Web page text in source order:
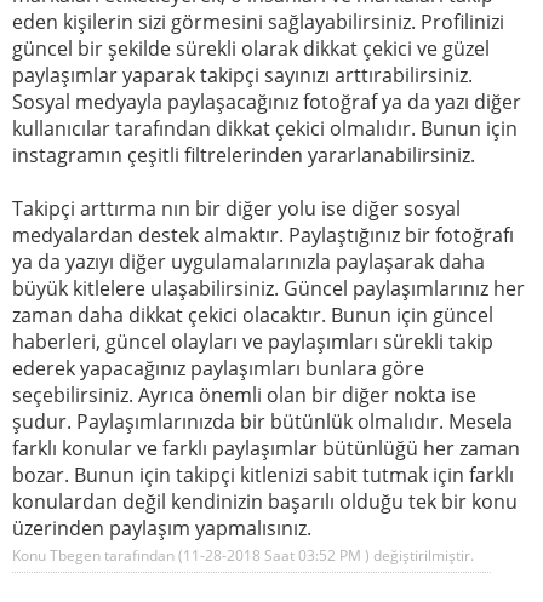
eden kişilerin sizi görmesini sağlayabilirsiniz. Profilinizi
güncel bir şekilde sürekli olarak dikkat çekici ve güzel
paylaşımlar yaparak takipçi sayınızı arttırabilirsiniz.
Sosyal medyayla paylaşacağınız fotoğraf ya da yazı diğer
kullanıcılar tarafından dikkat çekici olmalıdır. Bunun için
instagramın çeşitli filtrelerinden yararlanabilirsiniz.
Takipçi arttırma nın bir diğer yolu ise diğer sosyal
medyalardan destek almaktır. Paylaştığınız bir fotoğrafı
ya da yazıyı diğer uygulamalarınızla paylaşarak daha
büyük kitlelere ulaşabilirsiniz. Güncel paylaşımlarınız her
zaman daha dikkat çekici olacaktır. Bunun için güncel
haberleri, güncel olayları ve paylaşımları sürekli takip
ederek yapacağınız paylaşımları bunlara göre
seçebilirsiniz. Ayrıca önemli olan bir diğer nokta ise
şudur. Paylaşımlarınızda bir bütünlük olmalıdır. Mesela
farklı konular ve farklı paylaşımlar bütünlüğü her zaman
bozar. Bunun için takipçi kitlenizi sabit tutmak için farklı
konulardan değil kendinizin başarılı olduğu tek bir konu
üzerinden paylaşım yapmalısınız.
Konu Tbegen tarafından (11-28-2018 Saat03:52 PM ) değiştirilmiştir.